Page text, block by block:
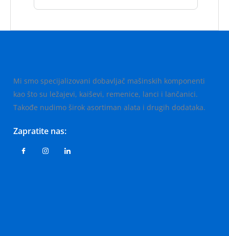
Mi smo specijalizovani dobavljač mašinskih komponenti
kao što su ležajevi, kaiševi, remenice, lanci i lančanici.
Takođe nudimo širok asortiman alata i drugih dodataka.
Zapratite nas: